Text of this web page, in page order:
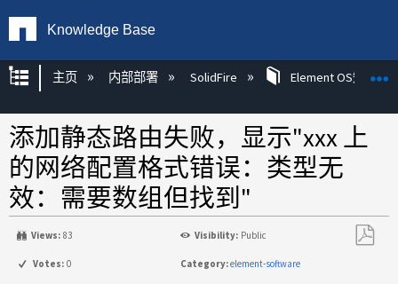
Knowledge Base
扩展/隐缩全局层次
主页 内部部署 SolidFire Element OS知识库
添加静态路由失败，显示"xxx 上
的网络配置格式错误：类型无
效：需要数组但找到"
Views: 83 Visibility: Public
Votes: 0 Category:element-software